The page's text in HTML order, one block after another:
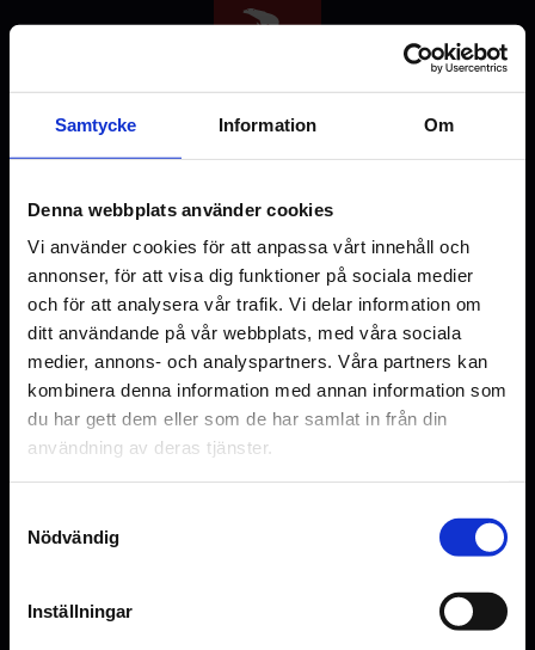
Samtycke Information Om
Denna webbplats använder cookies
Vi använder cookies för att anpassa vårt innehåll och
annonser, för att visa dig funktioner på sociala medier
och för att analysera vår trafik. Vi delar information om
ditt användande på vår webbplats, med våra sociala
medier, annons- och analyspartners. Våra partners kan
kombinera denna information med annan information som
du har gett dem eller som de har samlat in från din
användning av deras tjänster.
Nödvändig
Inställningar
Välj stad
Malmö Uppsala